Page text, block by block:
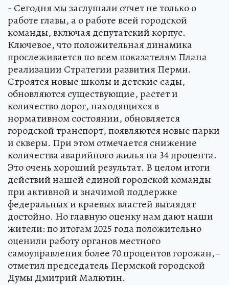
- Сегодня мы заслушали отчет не только о
работе главы, а о работе всей городской
команды, включая депутатский корпус.
Ключевое, что положительная динамика
прослеживается по всем показателям Плана
реализации Стратегии развития Перми.
Строятся новые школы и детские сады,
обновляются существующие, растет и
количество дорог, находящихся в
нормативном состоянии, обновляется
городской транспорт, появляются новые парки
и скверы. При этом отмечается снижение
количества аварийного жилья на 34 процента.
Это очень хороший результат. В целом итоги
действий нашей единой городской команды
при активной и значимой поддержке
федеральных и краевых властей выглядят
достойно. Но главную оценку нам дают наши
жители: по итогам 2025 года положительно
оценили работу органов местного
самоуправления более 70 процентов горожан,–
отметил председатель Пермской городской
Думы Дмитрий Малютин.